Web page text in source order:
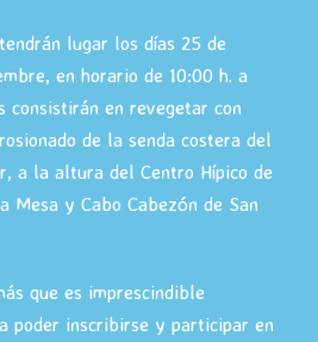
lugar los días 25 de
en horario de 10:00 h. a
consistirán en revegetar con
de la senda costera del
a la altura del Centro Hípico de
Mesa y Cabo Cabezón de San
que es imprescindible
poder inscribirse y participar en